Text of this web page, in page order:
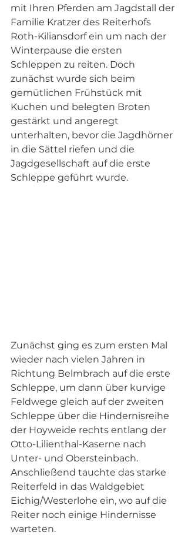
mit Ihren Pferden am Jagdstall der
Familie Kratzer des Reiterhofs
Roth-Kiliansdorf ein um nach der
Winterpause die ersten
Schleppen zu reiten. Doch
zunächst wurde sich beim
gemütlichen Frühstück mit
Kuchen und belegten Broten
gestärkt und angeregt
unterhalten, bevor die Jagdhörner
in die Sättel riefen und die
Jagdgesellschaft auf die erste
Schleppe geführt wurde.
Zunächst ging es zum ersten Mal
wieder nach vielen Jahren in
Richtung Belmbrach auf die erste
Schleppe, um dann über kurvige
Feldwege gleich auf der zweiten
Schleppe über die Hindernisreihe
der Hoyweide rechts entlang der
Otto-Lilienthal-Kaserne nach
Unter- und Obersteinbach.
Anschließend tauchte das starke
Reiterfeld in das Waldgebiet
Eichig/Westerlohe ein, wo auf die
Reiter noch einige Hindernisse
warteten.